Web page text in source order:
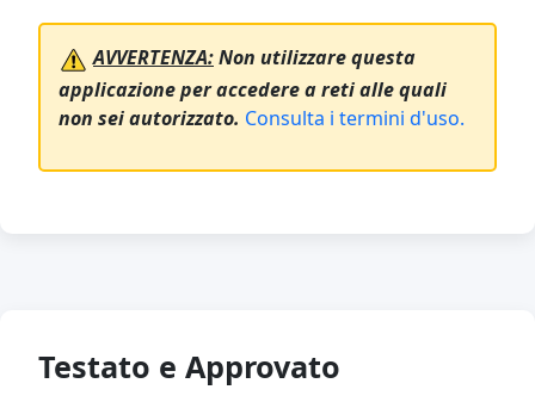
AVVERTENZA:Non utilizzare questa
applicazione per accedere a reti alle quali
non sei autorizzato. Consulta i termini d'uso.
Testato e Approvato